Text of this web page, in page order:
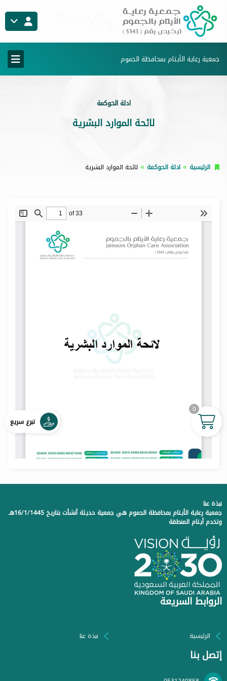
جمعية رعاية الأيتام بمحافظة الجموم
ادلة الحوكمة
لائحة الموارد البشرية
الرئيسية ادلة الحوكمة لائحة الموارد البشرية
نبذة عنا
جمعية رعاية الأيتام بمحافظة الجموم هي جمعية حديثة أنشأت بتاريخ 16/1/1445هـ
وتخدم أيتام المنطقة
الروابط السريعة
الرئيسية نبذة عنا
إتصل بنا
تبرع سريع
0